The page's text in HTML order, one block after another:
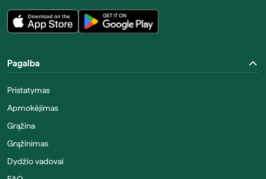
Pagalba
Pristatymas
Apmokėjimas
Grąžina
Grąžinimas
Dydžio vadovai